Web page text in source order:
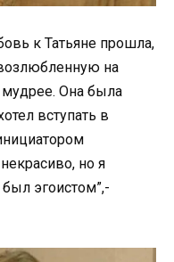
к Татьяне прошла,
на
мудрее. Она была
вступать в
но я
эгоистом”,-